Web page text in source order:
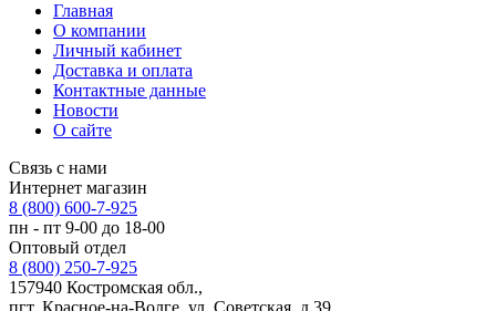
Главная
О компании
Личный кабинет
Доставка и оплата
Контактные данные
Новости
О сайте
Связь с нами
Интернет магазин
8 (800) 600-7-925
пн - пт 9-00 до 18-00
Оптовый отдел
8 (800) 250-7-925
157940 Костромская обл.,
пгт. Красное-на-Волге, ул. Советская, д.39